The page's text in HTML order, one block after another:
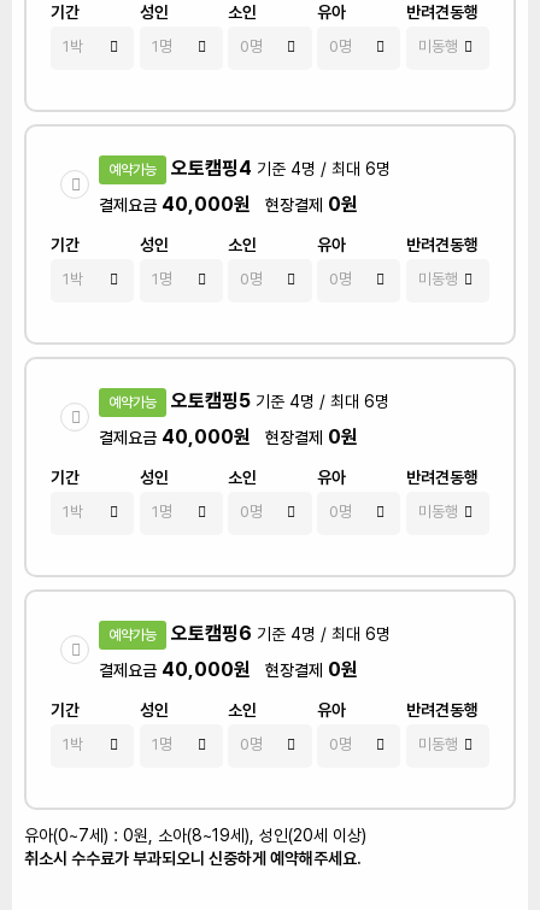
기간 성인 소인 유아 반려견동행
예약가능 오토캠핑4 기준 4명 / 최대 6명
결제요금 40,000원 현장결제 0원
기간 성인 소인 유아 반려견동행
예약가능 오토캠핑5 기준 4명 / 최대 6명
결제요금 40,000원 현장결제 0원
기간 성인 소인 유아 반려견동행
예약가능 오토캠핑6 기준 4명 / 최대 6명
결제요금 40,000원 현장결제 0원
기간 성인 소인 유아 반려견동행
유아(0~7세) : 0원, 소아(8~19세), 성인(20세 이상)
취소시 수수료가 부과되오니 신중하게 예약해주세요.